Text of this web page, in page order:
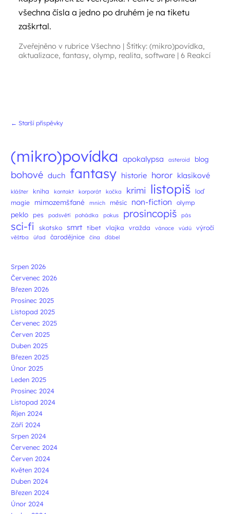
všechna čísla a jedno po druhém je na tiketu
zaškrtal.
Zveřejněno v rubrice Všechno | Štítky: (mikro)povídka,
aktualizace, fantasy, olymp, realita, software | 6 Reakcí
← Starší příspěvky
(mikro)povídka apokalypsa asteroid blog
bohové duch fantasy historie horor klasikové
klášter kniha kontakt korporát kočka krimi listopiš
loď
magie
mimozemšťané mnich měsíc non-fiction olymp
peklo pes podsvětí pohádka pokus prosincopiš pás
sci-fi skotsko smrt tibet vlajka vražda vánoce vúdú výročí
věštba úřad čarodějnice čína ďábel
Srpen 2026
Červenec 2026
Březen 2026
Prosinec 2025
Listopad 2025
Červenec 2025
Červen 2025
Duben 2025
Březen 2025
Únor 2025
Leden 2025
Prosinec 2024
Listopad 2024
Říjen 2024
Září 2024
Srpen 2024
Červenec 2024
Červen 2024
Květen 2024
Duben 2024
Březen 2024
Únor 2024